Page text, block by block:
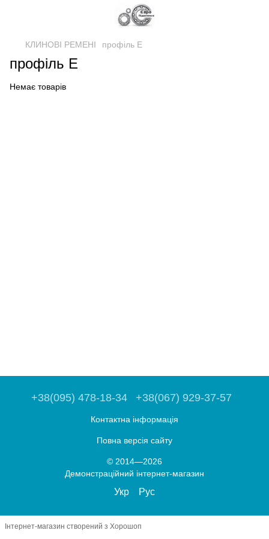
КЛИНОВІ РЕМЕНІ профіль Е
профіль Е
Немає товарів
+38(095) 478-18-34 +38(067) 929-37-57
Контактна інформація
Повна версія сайту
© 2014—2026
Демонстраційний інтернет-магазин
Укр Рус
Інтернет-магазин створений з Хорошоп